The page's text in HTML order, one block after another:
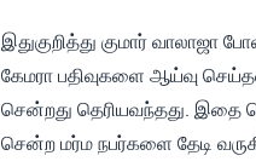
இதுகுறித்து குமார் வாலாஜா
கேமரா பதிவுகளை ஆய்வு
சென்றது தெரியவந்தது. இதை
சென்ற மர்ம நபர்களை தேடி